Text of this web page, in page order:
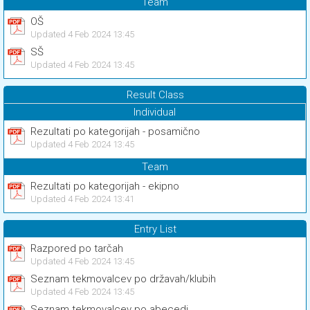
OŠ
Updated 4 Feb 2024 13:45
SŠ
Updated 4 Feb 2024 13:45
Result Class
Individual
Rezultati po kategorijah - posamično
Updated 4 Feb 2024 13:45
Team
Rezultati po kategorijah - ekipno
Updated 4 Feb 2024 13:41
Entry List
Razpored po tarčah
Updated 4 Feb 2024 13:45
Seznam tekmovalcev po državah/klubih
Updated 4 Feb 2024 13:45